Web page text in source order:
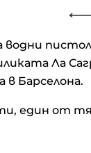
Ла
в Барселона.
един от